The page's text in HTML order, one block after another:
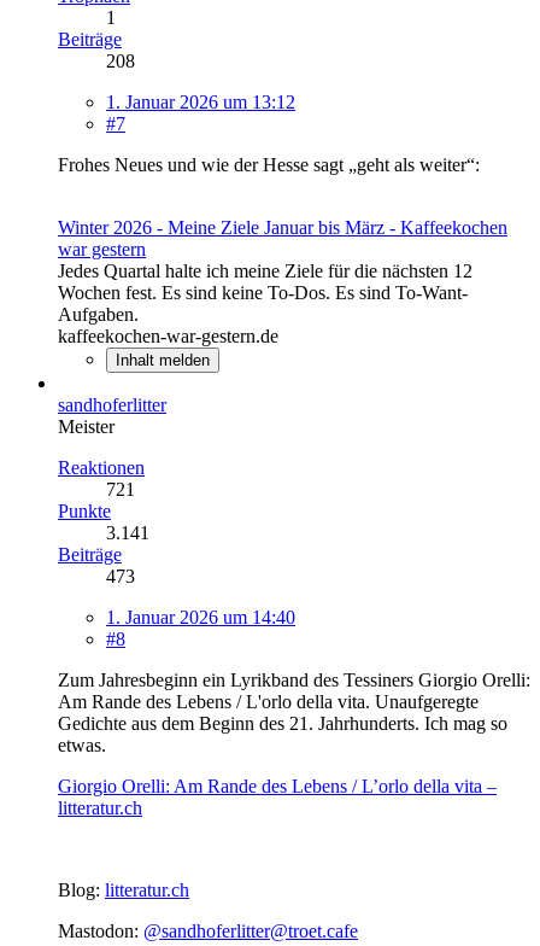
1
Beiträge
208
1. Januar 2026 um 13:12
#7
Frohes Neues und wie der Hesse sagt „geht als weiter“:
Winter 2026 - Meine Ziele Januar bis März - Kaffeekochen
war gestern
Jedes Quartal halte ich meine Ziele für die nächsten 12
Wochen fest. Es sind keine To-Dos. Es sind To-Want-
Aufgaben.
kaffeekochen-war-gestern.de
Inhalt melden
sandhoferlitter
Meister
Reaktionen
721
Punkte
3.141
Beiträge
473
1. Januar 2026 um 14:40
#8
Zum Jahresbeginn ein Lyrikband des Tessiners Giorgio Orelli:
Am Rande des Lebens / L'orlo della vita. Unaufgeregte
Gedichte aus dem Beginn des 21. Jahrhunderts. Ich mag so
etwas.
Giorgio Orelli: Am Rande des Lebens / L’orlo della vita –
litteratur.ch
Blog: litteratur.ch
Mastodon: @sandhoferlitter@troet.cafe